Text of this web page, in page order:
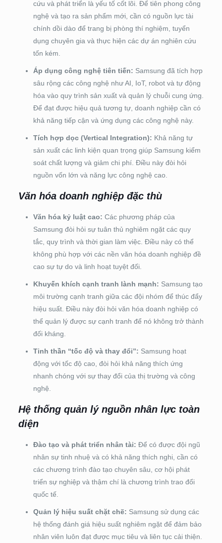
cứu và phát triển là yếu tố cốt lõi. Để tiên phong công
nghệ và tạo ra sản phẩm mới, cần có nguồn lực tài
chính dồi dào để trang bị phòng thí nghiệm, tuyển
dụng chuyên gia và thực hiện các dự án nghiên cứu
tốn kém.
Áp dụng công nghệ tiên tiến: Samsung đã tích hợp
sâu rộng các công nghệ như AI, IoT, robot và tự động
hóa vào quy trình sản xuất và quản lý chuỗi cung ứng.
Để đạt được hiệu quả tương tự, doanh nghiệp cần có
khả năng tiếp cận và ứng dụng các công nghệ này.
Tích hợp dọc (Vertical Integration): Khả năng tự
sản xuất các linh kiện quan trọng giúp Samsung kiểm
soát chất lượng và giảm chi phí. Điều này đòi hỏi
nguồn vốn lớn và năng lực công nghệ cao.
Văn hóa doanh nghiệp đặc thù
Văn hóa kỷ luật cao: Các phương pháp của
Samsung đòi hỏi sự tuân thủ nghiêm ngặt các quy
tắc, quy trình và thời gian làm việc. Điều này có thể
không phù hợp với các nền văn hóa doanh nghiệp đề
cao sự tự do và linh hoạt tuyệt đối.
Khuyến khích cạnh tranh lành mạnh: Samsung tạo
môi trường cạnh tranh giữa các đội nhóm để thúc đẩy
hiệu suất. Điều này đòi hỏi văn hóa doanh nghiệp có
thể quản lý được sự cạnh tranh để nó không trở thành
đối kháng.
Tinh thần “tốc độ và thay đổi”: Samsung hoạt
động với tốc độ cao, đòi hỏi khả năng thích ứng
nhanh chóng với sự thay đổi của thị trường và công
nghệ.
Hệ thống quản lý nguồn nhân lực toàn
diện
Đào tạo và phát triển nhân tài: Để có được đội ngũ
nhân sự tinh nhuệ và có khả năng thích nghi, cần có
các chương trình đào tạo chuyên sâu, cơ hội phát
triển sự nghiệp và thậm chí là chương trình trao đổi
quốc tế.
Quản lý hiệu suất chặt chẽ: Samsung sử dụng các
hệ thống đánh giá hiệu suất nghiêm ngặt để đảm bảo
nhân viên luôn đạt được mục tiêu và liên tục cải thiện.